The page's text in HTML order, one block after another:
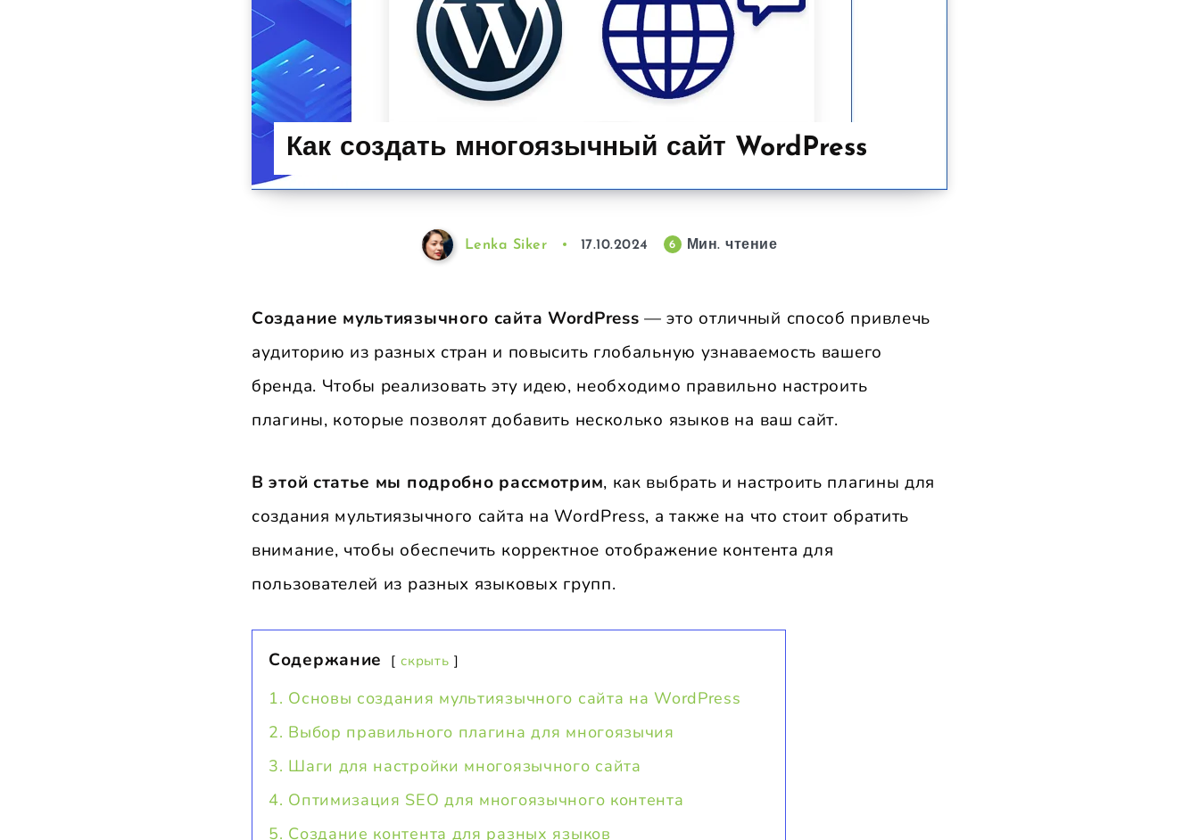
Как создать многоязычный сайт WordPress
Lenka Siker 17.10.2024 6 Мин. чтение
Создание мультиязычного сайта WordPress — это отличный способ привлечь
аудиторию из разных стран и повысить глобальную узнаваемость вашего
бренда. Чтобы реализовать эту идею, необходимо правильно настроить
плагины, которые позволят добавить несколько языков на ваш сайт.
В этой статье мы подробно рассмотрим, как выбрать и настроить плагины для
создания мультиязычного сайта на WordPress, а также на что стоит обратить
внимание, чтобы обеспечить корректное отображение контента для
пользователей из разных языковых групп.
Содержание скрыть
1. Основы создания мультиязычного сайта на WordPress
2. Выбор правильного плагина для многоязычия
3. Шаги для настройки многоязычного сайта
4. Оптимизация SEO для многоязычного контента
5. Создание контента для разных языков